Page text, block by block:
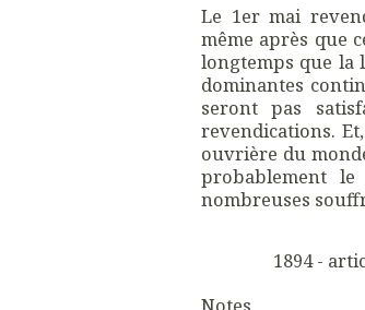
Le 1er mai
même après que
longtemps que la
dominantes
seront pas
revendications.
ouvrière du
probablement
nombreuses
1894 -